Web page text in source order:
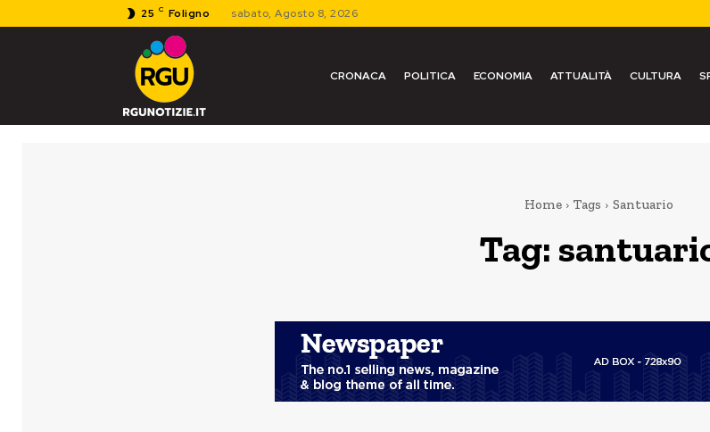
25 C Foligno sabato, Agosto 8, 2026
CRONACA POLITICA ECONOMIA ATTUALITÀ CULTURA
Home Tags Santuario
Tag: